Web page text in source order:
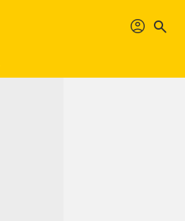
profil search